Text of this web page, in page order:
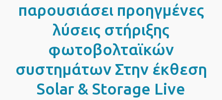
παρουσιάσει προηγμένες
λύσεις στήριξης
φωτοβολταϊκών
συστημάτων Στην έκθεση
Solar & Storage Live